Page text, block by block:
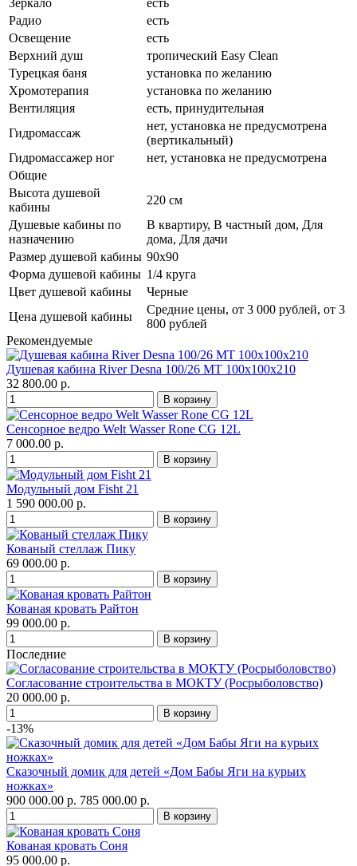
Радио
есть
Освещение
есть
Верхний душ
тропический Easy Clean
Турецкая баня
установка по желанию
Хромотерапия
установка по желанию
Вентиляция
есть, принудительная
Гидромассаж
нет, установка не предусмотрена
(вертикальный)
Гидромассажер ног
нет, установка не предусмотрена
Общие
Высота душевой
кабины
220 см
Душевые кабины по
назначению
В квартиру, В частный дом, Для
дома, Для дачи
Размер душевой кабины 90х90
Форма душевой кабины 1/4 круга
Цвет душевой кабины
Черные
Цена душевой кабины
Средние цены, от 3 000 рублей, от 3
800 рублей
Рекомендуемые
Душевая кабина River Desna 100/26 МТ 100х100х210
32 800.00 р.
Сенсорное ведро Welt Wasser Rone CG 12L
7 000.00 р.
Модульный дом Fisht 21
1 590 000.00 р.
Кованый стеллаж Пику
69 000.00 р.
Кованая кровать Райтон
99 000.00 р.
Последние
Согласование строительства в МОКТУ (Росрыболовство)
20 000.00 р.
-13%
Сказочный домик для детей «Дом Бабы Яги на курьих
ножках»
900 000.00 р. 785 000.00 р.
Кованая кровать Соня
95 000.00 р.